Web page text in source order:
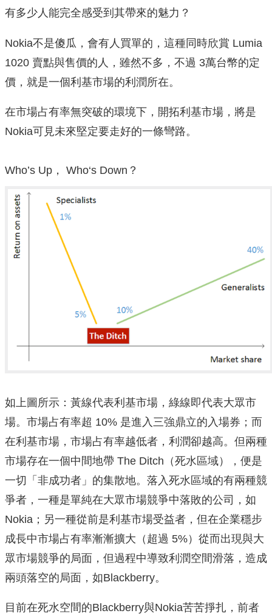
有多少人能完全感受到其帶來的魅力？
Nokia不是傻瓜，會有人買單的，這種同時欣賞 Lumia
1020 賣點與售價的人，雖然不多，不過 3萬台幣的定
價，就是一個利基市場的利潤所在。
在市場占有率無突破的環境下，開拓利基市場，將是
Nokia可見未來堅定要走好的一條彎路。
Who’s Up， Who‘s Down？
如上圖所示：黃線代表利基市場，綠線即代表大眾市
場。市場占有率超 10% 是進入三強鼎立的入場券；而
在利基市場，市場占有率越低者，利潤卻越高。但兩種
市場存在一個中間地帶 The Ditch（死水區域），便是
一切「非成功者」的集散地。落入死水區域的有兩種競
爭者，一種是單純在大眾市場競爭中落敗的公司，如
Nokia；另一種從前是利基市場受益者，但在企業穩步
成長中市場占有率漸漸擴大（超過 5%）從而出現與大
眾市場競爭的局面，但過程中導致利潤空間滑落，造成
兩頭落空的局面，如Blackberry。
目前在死水空間的Blackberry與Nokia苦苦掙扎，前者